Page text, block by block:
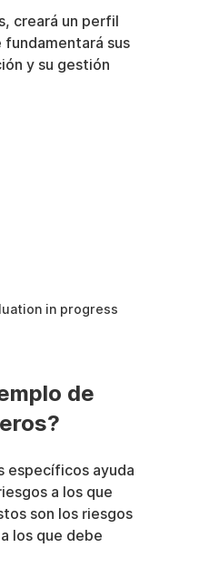
creará un perfil
sus
y su gestión
in progress
de
específicos ayuda
a los que
son los riesgos
los que debe